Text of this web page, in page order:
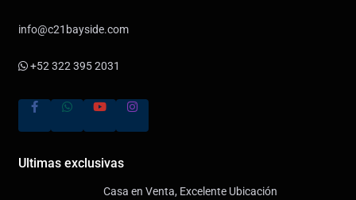
info@c21bayside.com
+52 322 395 2031
Ultimas exclusivas
Casa en Venta, Excelente Ubicación